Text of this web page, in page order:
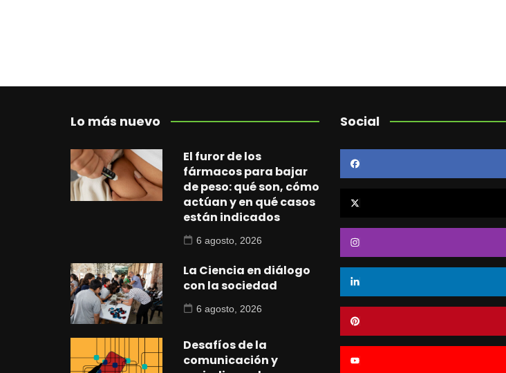
Lo más nuevo
El furor de los
fármacos para bajar
de peso: qué son, cómo
actúan y en qué casos
están indicados
6 agosto, 2026
La Ciencia en diálogo
con la sociedad
6 agosto, 2026
Desafíos de la
comunicación y
Social